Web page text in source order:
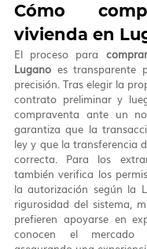
Cómo
vivienda en
El proceso para
Lugano es transparente
precisión. Tras elegir la
contrato preliminar y
compraventa ante un
garantiza que la
ley y que la transferencia
correcta. Para los
también verifica los
la autorización según la
rigurosidad del sistema,
prefieren apoyarse en
conocen el